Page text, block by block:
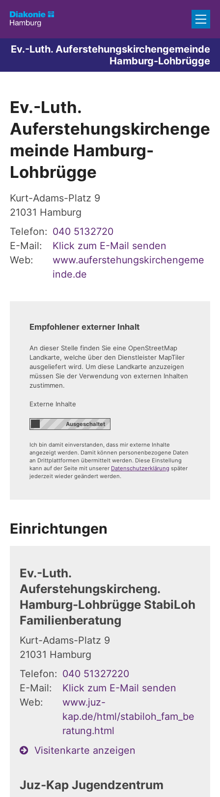
Ev.-Luth. Auferstehungskirchengemeinde
Hamburg-Lohbrügge
Ev.-Luth.
Auferstehungskirchenge
meinde Hamburg-
Lohbrügge
Kurt-Adams-Platz 9
21031 Hamburg
Telefon: 040 5132720
E-Mail:
Klick zum E-Mail senden
Web:
www.auferstehungskirchengeme
inde.de
Empfohlener externer Inhalt
An dieser Stelle finden Sie eine OpenStreetMap
Landkarte, welche über den Dienstleister MapTiler
ausgeliefert wird. Um diese Landkarte anzuzeigen
müssen Sie der Verwendung von externen Inhalten
zustimmen.
Externe Inhalte
Ich bin damit einverstanden, dass mir externe Inhalte
angezeigt werden. Damit können personenbezogene Daten
an Drittplattformen übermittelt werden. Diese Einstellung
kann auf der Seite mit unserer Datenschutzerklärung später
jederzeit wieder geändert werden.
Einrichtungen
Ev.-Luth.
Auferstehungskircheng.
Hamburg-Lohbrügge StabiLoh
Familienberatung
Kurt-Adams-Platz 9
21031 Hamburg
Telefon: 040 51327220
E-Mail:
Klick zum E-Mail senden
Web:
www.juz-
kap.de/html/stabiloh_fam_be
ratung.html
Visitenkarte anzeigen
Juz-Kap Jugendzentrum